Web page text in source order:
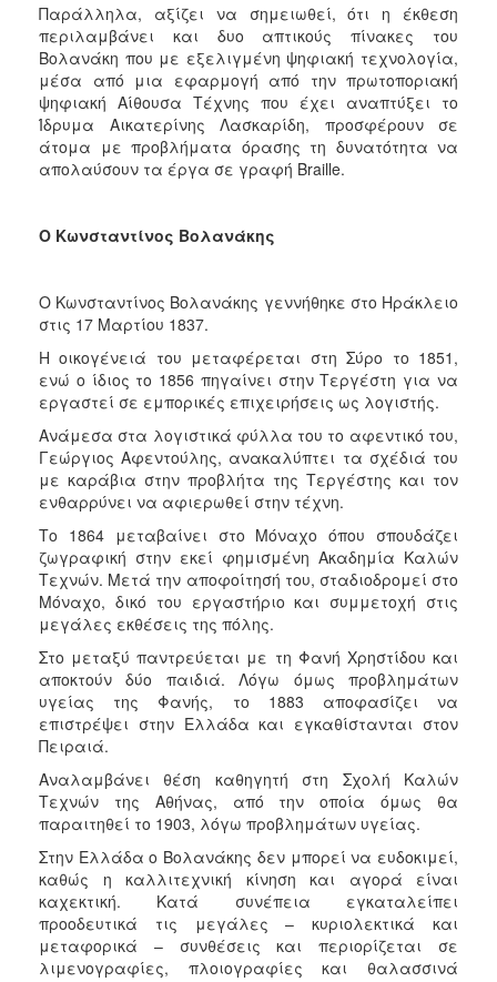
Παράλληλα, αξίζει να σημειωθεί, ότι η έκθεση
περιλαμβάνει και δυο απτικούς πίνακες του
Βολανάκη που με εξελιγμένη ψηφιακή τεχνολογία,
μέσα από μια εφαρμογή από την πρωτοποριακή
ψηφιακή Αίθουσα Τέχνης που έχει αναπτύξει το
Ίδρυμα Αικατερίνης Λασκαρίδη, προσφέρουν σε
άτομα με προβλήματα όρασης τη δυνατότητα να
απολαύσουν τα έργα σε γραφή Braille.
Ο Κωνσταντίνος Βολανάκης
Ο Κωνσταντίνος Βολανάκης γεννήθηκε στο Ηράκλειο
στις 17 Μαρτίου 1837.
Η οικογένειά του μεταφέρεται στη Σύρο το 1851,
ενώ ο ίδιος το 1856 πηγαίνει στην Τεργέστη για να
εργαστεί σε εμπορικές επιχειρήσεις ως λογιστής.
Ανάμεσα στα λογιστικά φύλλα του το αφεντικό του,
Γεώργιος Αφεντούλης, ανακαλύπτει τα σχέδιά του
με καράβια στην προβλήτα της Τεργέστης και τον
ενθαρρύνει να αφιερωθεί στην τέχνη.
Το 1864 μεταβαίνει στο Μόναχο όπου σπουδάζει
ζωγραφική στην εκεί φημισμένη Ακαδημία Καλών
Τεχνών. Μετά την αποφοίτησή του, σταδιοδρομεί στο
Μόναχο, δικό του εργαστήριο και συμμετοχή στις
μεγάλες εκθέσεις της πόλης.
Στο μεταξύ παντρεύεται με τη Φανή Χρηστίδου και
αποκτούν δύο παιδιά. Λόγω όμως προβλημάτων
υγείας της Φανής, το 1883 αποφασίζει να
επιστρέψει στην Ελλάδα και εγκαθίστανται στον
Πειραιά.
Αναλαμβάνει θέση καθηγητή στη Σχολή Καλών
Τεχνών της Αθήνας, από την οποία όμως θα
παραιτηθεί το 1903, λόγω προβλημάτων υγείας.
Στην Ελλάδα ο Βολανάκης δεν μπορεί να ευδοκιμεί,
καθώς η καλλιτεχνική κίνηση και αγορά είναι
καχεκτική. Κατά συνέπεια εγκαταλείπει
προοδευτικά τις μεγάλες – κυριολεκτικά και
μεταφορικά – συνθέσεις και περιορίζεται σε
λιμενογραφίες, πλοιογραφίες και θαλασσινά